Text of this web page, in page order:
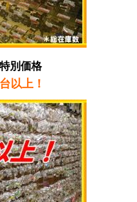
別価格
以上！